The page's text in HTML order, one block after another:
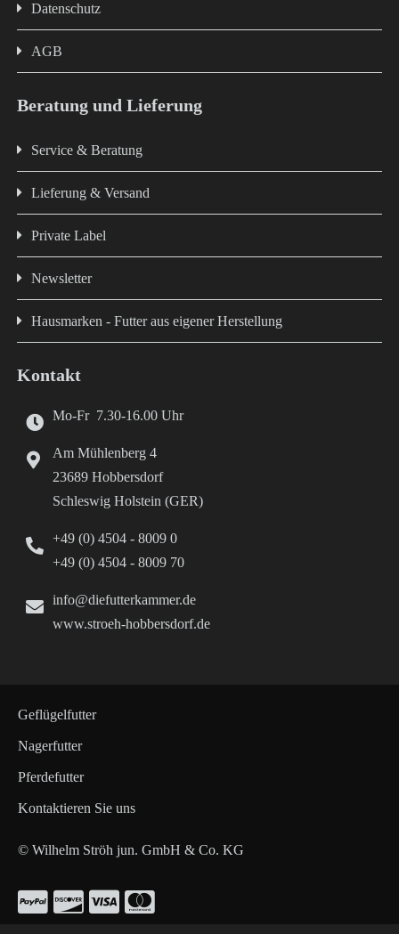
Datenschutz
AGB
Beratung und Lieferung
Service & Beratung
Lieferung & Versand
Private Label
Newsletter
Hausmarken - Futter aus eigener Herstellung
Kontakt
Mo-Fr 7.30-16.00 Uhr
Am Mühlenberg 4
23689 Hobbersdorf
Schleswig Holstein (GER)
+49 (0) 4504 - 8009 0
+49 (0) 4504 - 8009 70
info@diefutterkammer.de
www.stroeh-hobbersdorf.de
Geflügelfutter
Nagerfutter
Pferdefutter
Kontaktieren Sie uns
© Wilhelm Ströh jun. GmbH & Co. KG